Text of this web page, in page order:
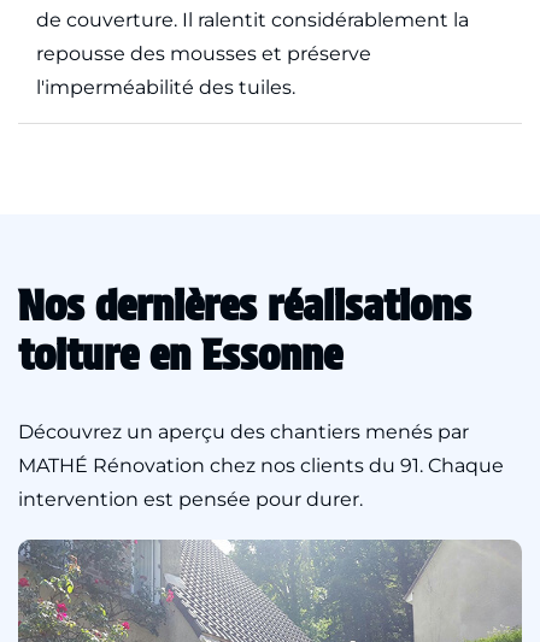
de couverture. Il ralentit considérablement la
repousse des mousses et préserve
l'imperméabilité des tuiles.
Nos dernières réalisations
toiture en Essonne
Découvrez un aperçu des chantiers menés par
MATHÉ Rénovation chez nos clients du 91. Chaque
intervention est pensée pour durer.